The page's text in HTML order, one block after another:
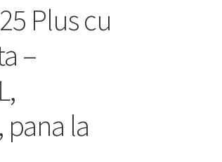
Plus cu
–
la